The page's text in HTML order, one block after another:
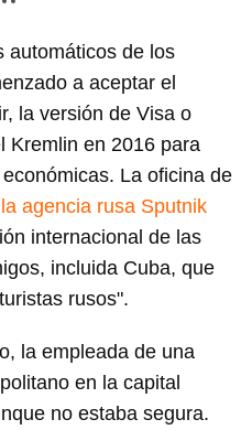
automáticos de los
a aceptar el
la versión de Visa o
Kremlin en 2016 para
La oficina de
la agencia rusa Sputnik
internacional de las
incluida Cuba, que
rusos".
la empleada de una
en la capital
no estaba segura.